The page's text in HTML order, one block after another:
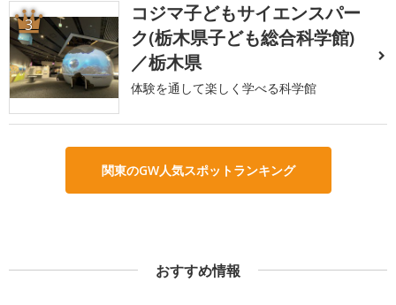
3
コジマ子どもサイエンスパー
ク(栃木県子ども総合科学館)
／栃木県
体験を通して楽しく学べる科学館
関東のGW人気スポットランキング
おすすめ情報